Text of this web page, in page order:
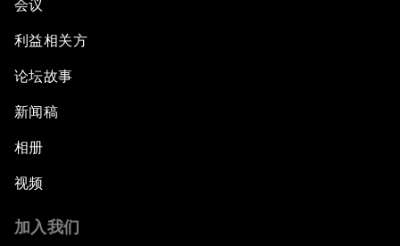
会议
利益相关方
论坛故事
新闻稿
相册
视频
加入我们